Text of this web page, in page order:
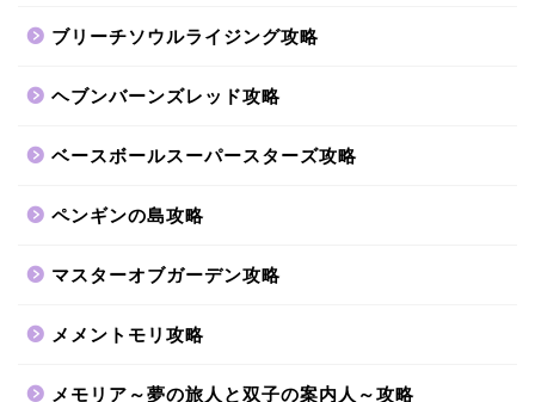
ブリーチソウルライジング攻略
ヘブンバーンズレッド攻略
ベースボールスーパースターズ攻略
ペンギンの島攻略
マスターオブガーデン攻略
メメントモリ攻略
メモリア～夢の旅人と双子の案内人～攻略